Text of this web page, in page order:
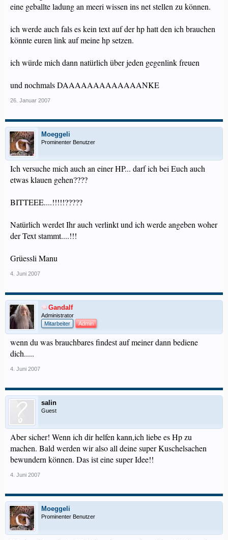
eine geballte ladung an meeri wissen ins net stellen zu können.
ich werde auch fals es kein text auf der hp hatt den ich brauchen
könnte euren link auf meine hp setzen.
ich würde mich dann natürlich über jeden gegenlink freuen
und nochmals DAAAAAAAAAAAAANKE
26. Januar 2007
Moeggeli
Prominenter Benutzer
Ich versuche mich auch an einer HP... darf ich bei Euch auch
etwas klauen gehen????
BITTEEE....!!!!!?????
Natürlich werdet Ihr auch verlinkt und ich werde angeben woher
der Text stammt....!!!
Grüessli Manu
4. Juni 2007
Gandalf
Administrator
Mitarbeiter
Admin
wenn du was brauchbares findest auf meiner dann bediene
dich.....
4. Juni 2007
salin
Guest
Aber sicher! Wenn ich dir helfen kann,ich liebe es Hp zu
machen. Bald werden wir also all deine super Kuschelsachen
bewundern können. Das ist eine super Idee!!
4. Juni 2007
Moeggeli
Prominenter Benutzer